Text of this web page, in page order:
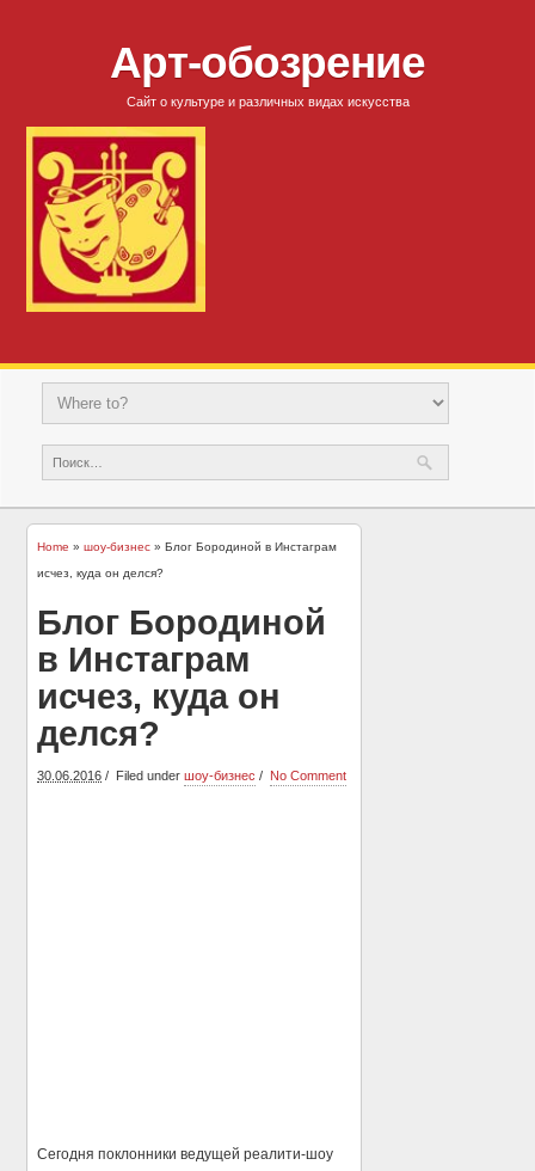
Арт-обозрение
Сайт о культуре и различных видах искусства
Home »шоу-бизнес » Блог Бородиной в Инстаграм
исчез, куда он делся?
Блог Бородиной
в Инстаграм
исчез, куда он
делся?
30.06.2016 Filed underшоу-бизнес No Comment
Сегодня поклонники ведущей реалити-шоу